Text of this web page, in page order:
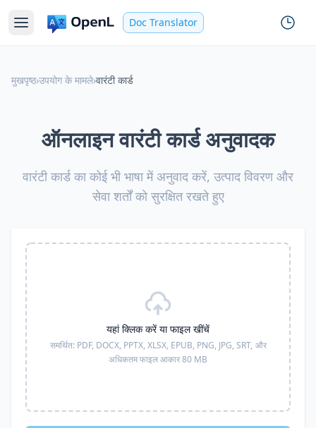
Doc Translator
मुखपृष्ठ›उपयोग के मामले›वारंटी कार्ड
ऑनलाइन वारंटी कार्ड अनुवादक
वारंटी कार्ड का कोई भी भाषा में अनुवाद करें, उत्पाद विवरण और
सेवा शर्तों को सुरक्षित रखते हुए
यहां क्लिक करें या फाइल खींचें
समर्थित: PDF, DOCX, PPTX, XLSX, EPUB, PNG, JPG, SRT, और
अधिकतम फाइल आकार 80 MB